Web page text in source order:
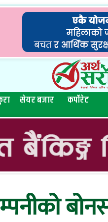
सेयर बजार कर्पोरेट